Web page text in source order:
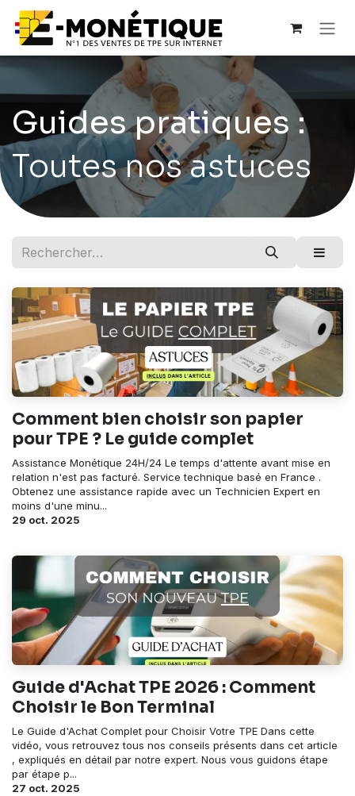
Se rendre au contenu
Guides pratiques :
Toutes nos astuces
Comment bien choisir son papier
pour TPE ? Le guide complet
Assistance Monétique 24H/24 Le temps d'attente avant mise en
relation n'est pas facturé. Service technique basé en France .
Obtenez une assistance rapide avec un Technicien Expert en
moins d'une minu...
29 oct. 2025
Guide d'Achat TPE 2026 : Comment
Choisir le Bon Terminal
Le Guide d'Achat Complet pour Choisir Votre TPE Dans cette
vidéo, vous retrouvez tous nos conseils présents dans cet article
, expliqués en détail par notre expert. Nous vous guidons étape
par étape p...
27 oct. 2025